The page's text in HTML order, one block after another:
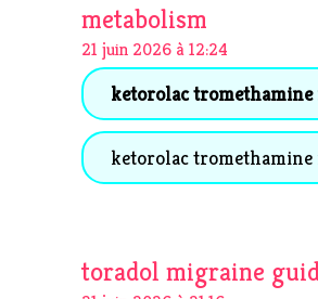
metabolism
21 juin 2026 à 12:24
ketorolac tromethamine
ketorolac tromethamine
toradol migraine